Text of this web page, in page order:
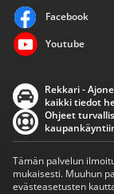
Facebook
Youtube
Rekkari -
kaikki tiedot
Ohjeet
Tämän palvelun
mukaisesti. Muuhun
evästeasetusten